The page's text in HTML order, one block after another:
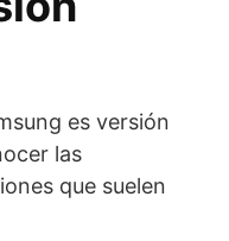
es versión
las
que suelen